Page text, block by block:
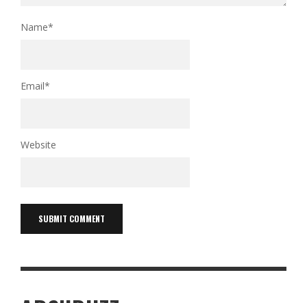
Name*
Email*
Website